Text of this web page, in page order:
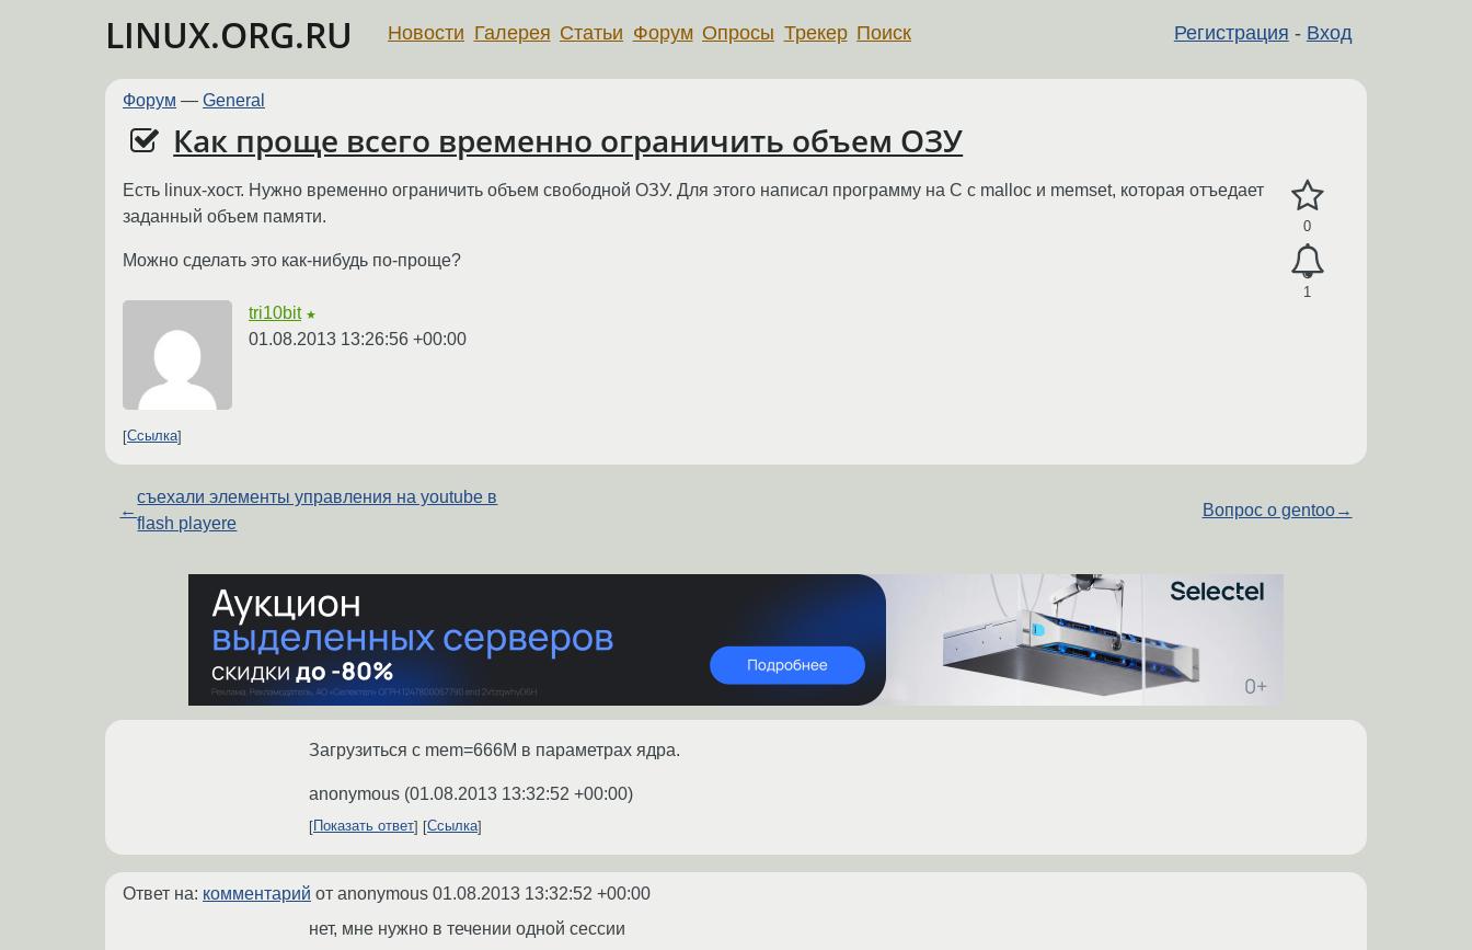
LINUX.ORG.RU Регистрация - Вход
Новости Галерея Статьи Форум Опросы Трекер Поиск
Форум — General
Как проще всего временно ограничить объем ОЗУ
0
1
Есть linux-хост. Нужно временно ограничить объем свободной ОЗУ. Для этого написал программу на C с malloc и memset, которая отъедает
заданный объем памяти.
Можно сделать это как-нибудь по-проще?
tri10bit ★
01.08.2013 13:26:56 +00:00
Ссылка
←
съехали элементы управления на youtube в
flash playere
Вопрос о gentoo→
Загрузиться с mem=666M в параметрах ядра.
anonymous (01.08.2013 13:32:52 +00:00)
Показать ответ Ссылка
Ответ на: комментарий от anonymous 01.08.2013 13:32:52 +00:00
нет, мне нужно в течении одной сессии